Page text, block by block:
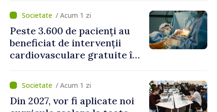
canalizare
/ Acum 1 zi
Peste 3.600 de pacienți au
beneficiat de intervenții
cardiovasculare gratuite în
/ Acum 1 zi
Din 2027, vor fi aplicate noi